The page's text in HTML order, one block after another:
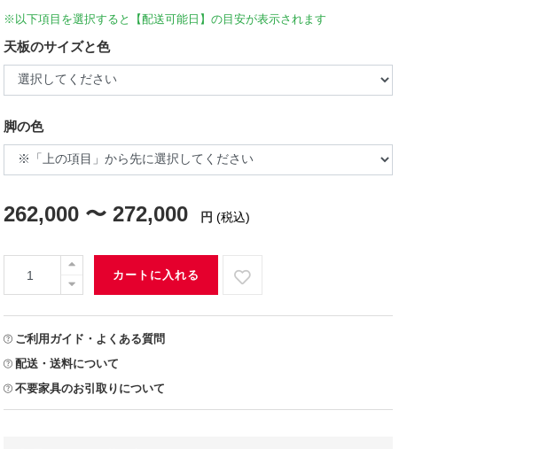
※以下項目を選択すると【配送可能日】の目安が表示されます
天板のサイズと色
脚の色
262,000 〜 272,000 円 (税込)
カートに入れる
ご利用ガイド・よくある質問
配送・送料について
不要家具のお引取りについて